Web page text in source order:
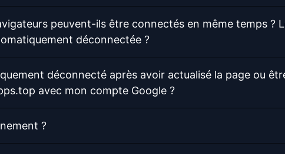
peuvent-ils être connectés en même temps ?
déconnectée ?
déconnecté après avoir actualisé la page ou
avec mon compte Google ?
?